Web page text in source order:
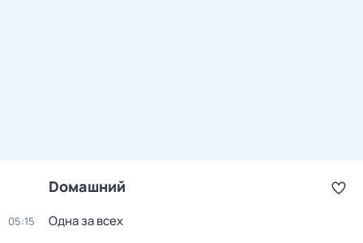
Dомашний
05:15 Одна за всех